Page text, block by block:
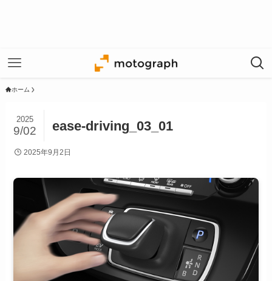
ホーム
ease-driving_03_01
2025
9/02
2025年9月2日